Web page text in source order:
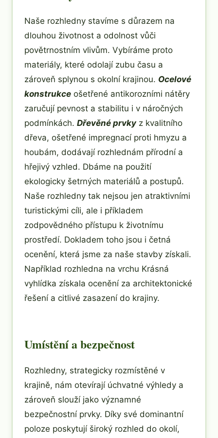
Naše rozhledny stavíme s důrazem na
dlouhou životnost a odolnost vůči
povětrnostním vlivům. Vybíráme proto
materiály, které odolají zubu času a
zároveň splynou s okolní krajinou. Ocelové
konstrukce ošetřené antikorozními nátěry
zaručují pevnost a stabilitu i v náročných
podmínkách. Dřevěné prvkyz kvalitního
dřeva, ošetřené impregnací proti hmyzu a
houbám, dodávají rozhlednám přírodní a
hřejivý vzhled. Dbáme na použití
ekologicky šetrných materiálů a postupů.
Naše rozhledny tak nejsou jen atraktivními
turistickými cíli, ale i příkladem
zodpovědného přístupu k životnímu
prostředí. Dokladem toho jsou i četná
ocenění, která jsme za naše stavby získali.
Například rozhledna na vrchu Krásná
vyhlídka získala ocenění za architektonické
řešení a citlivé zasazení do krajiny.
Umístění a bezpečnost
Rozhledny, strategicky rozmístěné v
krajině, nám otevírají úchvatné výhledy a
zároveň slouží jako významné
bezpečnostní prvky. Díky své dominantní
poloze poskytují široký rozhled do okolí,